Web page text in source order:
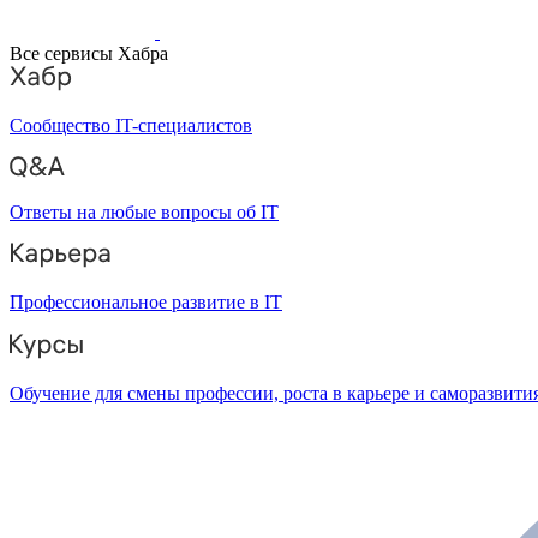
Все сервисы Хабра
Сообщество IT-специалистов
Ответы на любые вопросы об IT
Профессиональное развитие в IT
Обучение для смены профессии, роста в карьере и